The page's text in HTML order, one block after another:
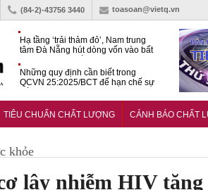
(84-2)-43756 3440 toasoan@vietq.vn
Hạ tầng ‘trải thảm đỏ’, Nam trung
tâm Đà Nẵng hút dòng vốn vào bất
Những quy định cần biết trong
QCVN 25:2025/BCT để hạn chế sự
Học giả, chuyên gia cùng tìm lời
TIÊU CHUẨN CHẤT LƯỢNG CẢNH BÁO CHẤT
khỏe
lây nhiễm HIV tăng